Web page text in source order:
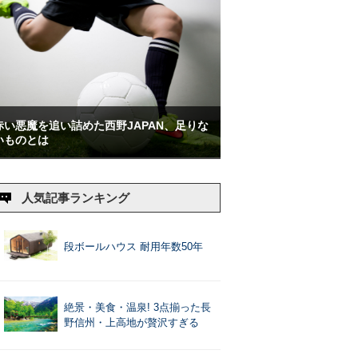
い悪魔を追い詰めた西野JAPAN、足りな
ものとは
人気記事ランキング
段ボールハウス 耐用年数50年
絶景・美食・温泉! 3点揃った長
野信州・上高地が贅沢すぎる